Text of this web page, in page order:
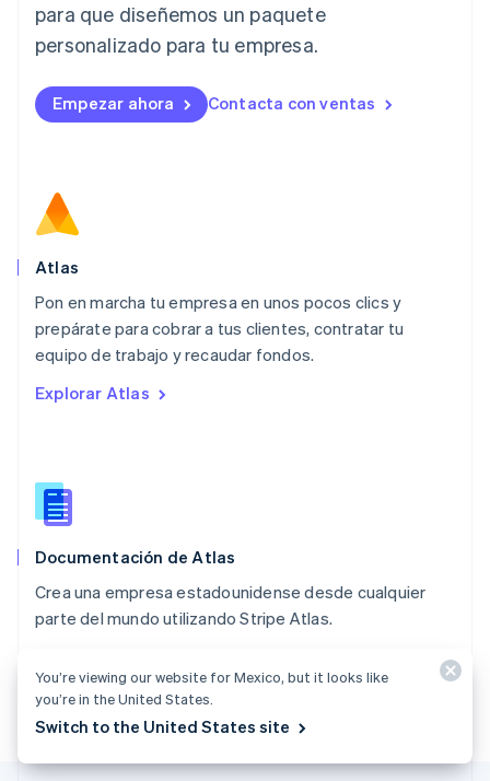
para que diseñemos un paquete
personalizado para tu empresa.
Empezar ahora Contacta con ventas
Atlas
Pon en marcha tu empresa en unos pocos clics y
prepárate para cobrar a tus clientes, contratar tu
equipo de trabajo y recaudar fondos.
Explorar Atlas
Documentación de Atlas
Crea una empresa estadounidense desde cualquier
parte del mundo utilizando Stripe Atlas.
Liechtenstein
DeutschEnglish
English
Luxemburgo
English
México
Español
English
Nueva Zelandia
English
NederlandsEnglish
Português
RAE de Hong Kong, China
Reino Unido
República Checa
English
Singapur
English简体中文
Suecia
Suiza
You’re viewing our website for Mexico, but it looks like
you’re in the United States.
Switch to the United States site